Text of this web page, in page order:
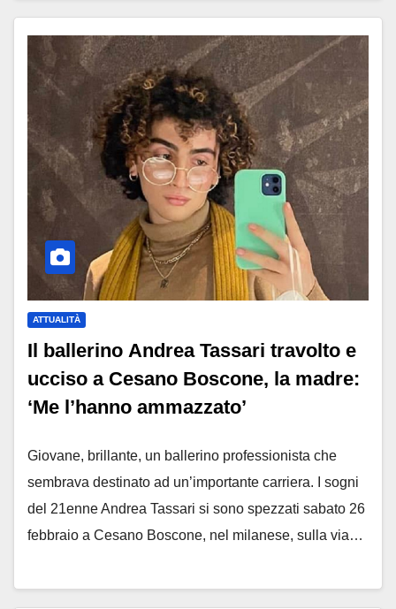
ATTUALITÀ
Il ballerino Andrea Tassari travolto e
ucciso a Cesano Boscone, la madre:
‘Me l’hanno ammazzato’
Giovane, brillante, un ballerino professionista che
sembrava destinato ad un’importante carriera. I sogni
del 21enne Andrea Tassari si sono spezzati sabato 26
febbraio a Cesano Boscone, nel milanese, sulla via…